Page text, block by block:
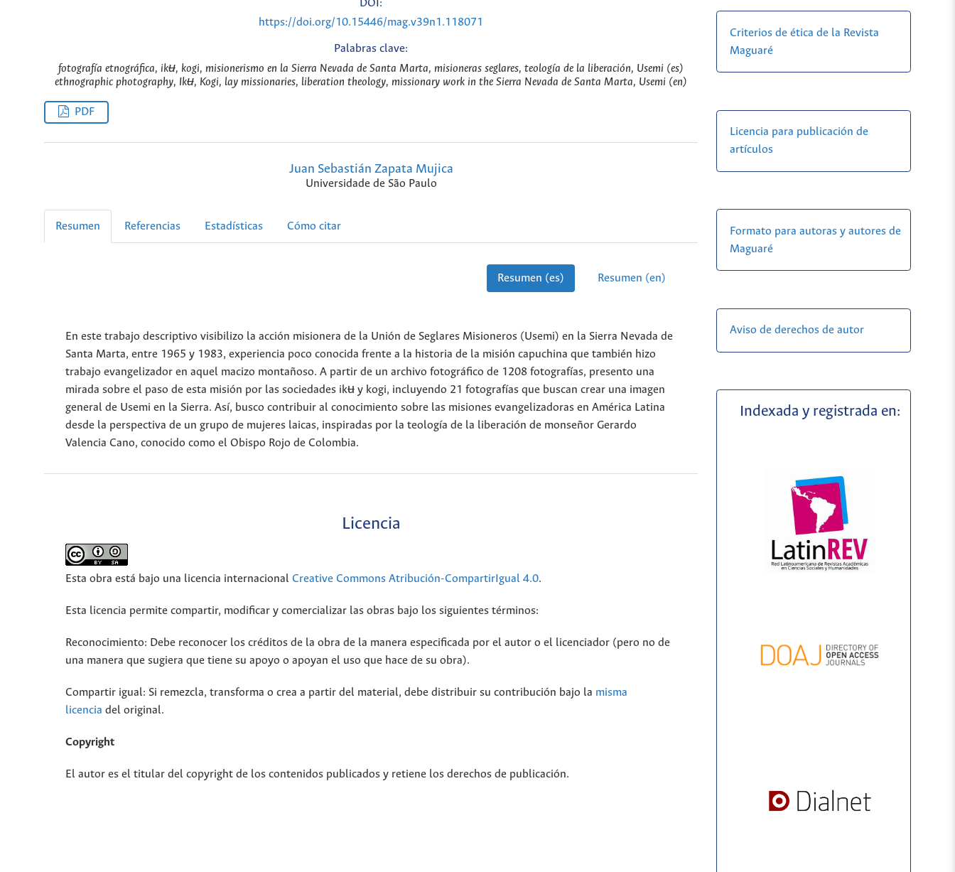
DOI:
https://doi.org/10.15446/mag.v39n1.118071
Palabras clave:
fotografía etnográfica, ikʉ, kogi, misionerismo en la Sierra Nevada de Santa Marta, misioneras seglares, teología de la liberación, Usemi (es)
ethnographic photography, Ikʉ, Kogi, lay missionaries, liberation theology, missionary work in the Sierra Nevada de Santa Marta, Usemi (en)
PDF
Juan Sebastián Zapata Mujica
Universidade de São Paulo
Resumen Referencias Estadísticas Cómo citar
Resumen (es) Resumen (en)
En este trabajo descriptivo visibilizo la acción misionera de la Unión de Seglares Misioneros (Usemi) en la Sierra Nevada de
Santa Marta, entre 1965 y 1983, experiencia poco conocida frente a la historia de la misión capuchina que también hizo
trabajo evangelizador en aquel macizo montañoso. A partir de un archivo fotográfico de 1208 fotografías, presento una
mirada sobre el paso de esta misión por las sociedades ikʉ y kogi, incluyendo 21 fotografías que buscan crear una imagen
general de Usemi en la Sierra. Así, busco contribuir al conocimiento sobre las misiones evangelizadoras en América Latina
desde la perspectiva de un grupo de mujeres laicas, inspiradas por la teología de la liberación de monseñor Gerardo
Valencia Cano, conocido como el Obispo Rojo de Colombia.
Licencia
Esta obra está bajo una licencia internacional Creative Commons Atribución-CompartirIgual 4.0.
Esta licencia permite compartir, modificar y comercializar las obras bajo los siguientes términos:
Reconocimiento: Debe reconocer los créditos de la obra de la manera especificada por el autor o el licenciador (pero no de
una manera que sugiera que tiene su apoyo o apoyan el uso que hace de su obra).
Compartir igual: Si remezcla, transforma o crea a partir del material, debe distribuir su contribución bajo la misma
licencia del original.
Copyright
El autor es el titular del copyright de los contenidos publicados y retiene los derechos de publicación.
Criterios de ética de la Revista
Maguaré
Licencia para publicación de
artículos
Formato para autoras y autores de
Maguaré
Aviso de derechos de autor
Indexada y registrada en: